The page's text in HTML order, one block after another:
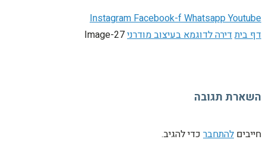
InstagramFacebook-fWhatsappYoutube
דף ביתדירה לדוגמא בעיצוב מודרניImage-27
השארת תגובה
חייבים להתחבר כדי להגיב.